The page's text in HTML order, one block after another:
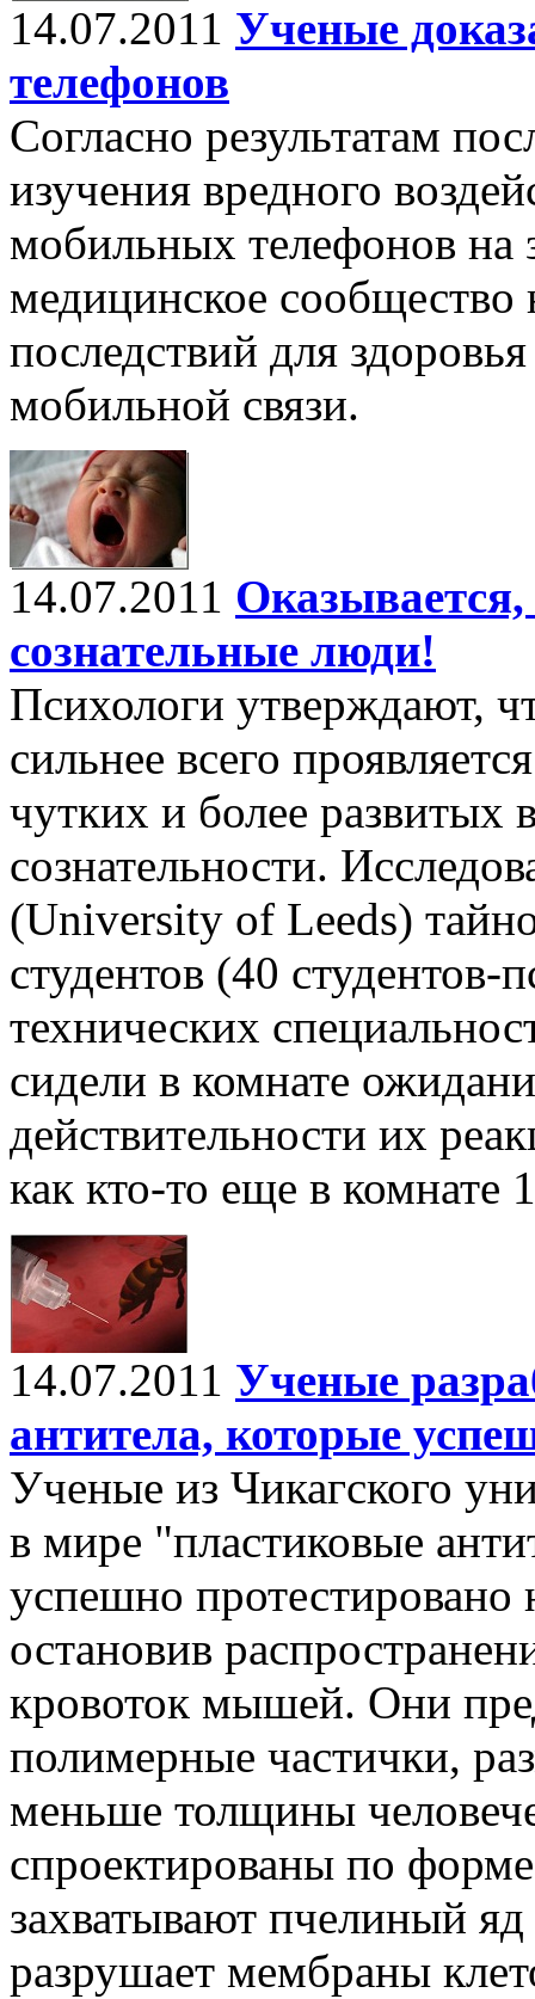
14.07.2011 Ученые
телефонов
Согласно результатам
изучения вредного
мобильных телефонов на
медицинское сообщество
последствий для
мобильной связи.
14.07.2011
сознательные люди!
Психологи утверждают,
сильнее всего
чутких и более развитых
сознательности.
(University of Leeds)
студентов (40 студентов-
технических
сидели в комнате
действительности их
как кто-то еще в комнате
14.07.2011 Ученые
антитела, которые
Ученые из Чикагского
в мире "пластиковые
успешно
остановив
кровоток мышей. Они
полимерные частички,
меньше толщины
спроектированы по
захватывают пчелиный
разрушает мембраны